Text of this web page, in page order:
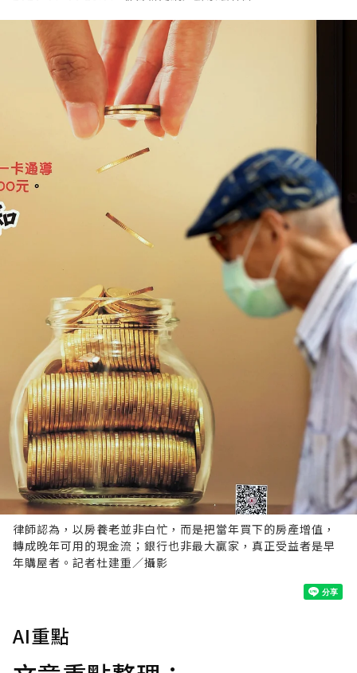
律師認為，以房養老並非白忙，而是把當年買下的房產增值，
轉成晚年可用的現金流；銀行也非最大贏家，真正受益者是早
年購屋者。記者杜建重／攝影
AI重點